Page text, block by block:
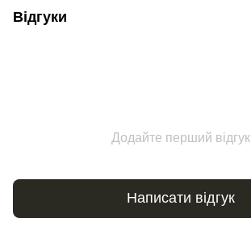
Відгуки
Додайте перший відгук
Написати відгук